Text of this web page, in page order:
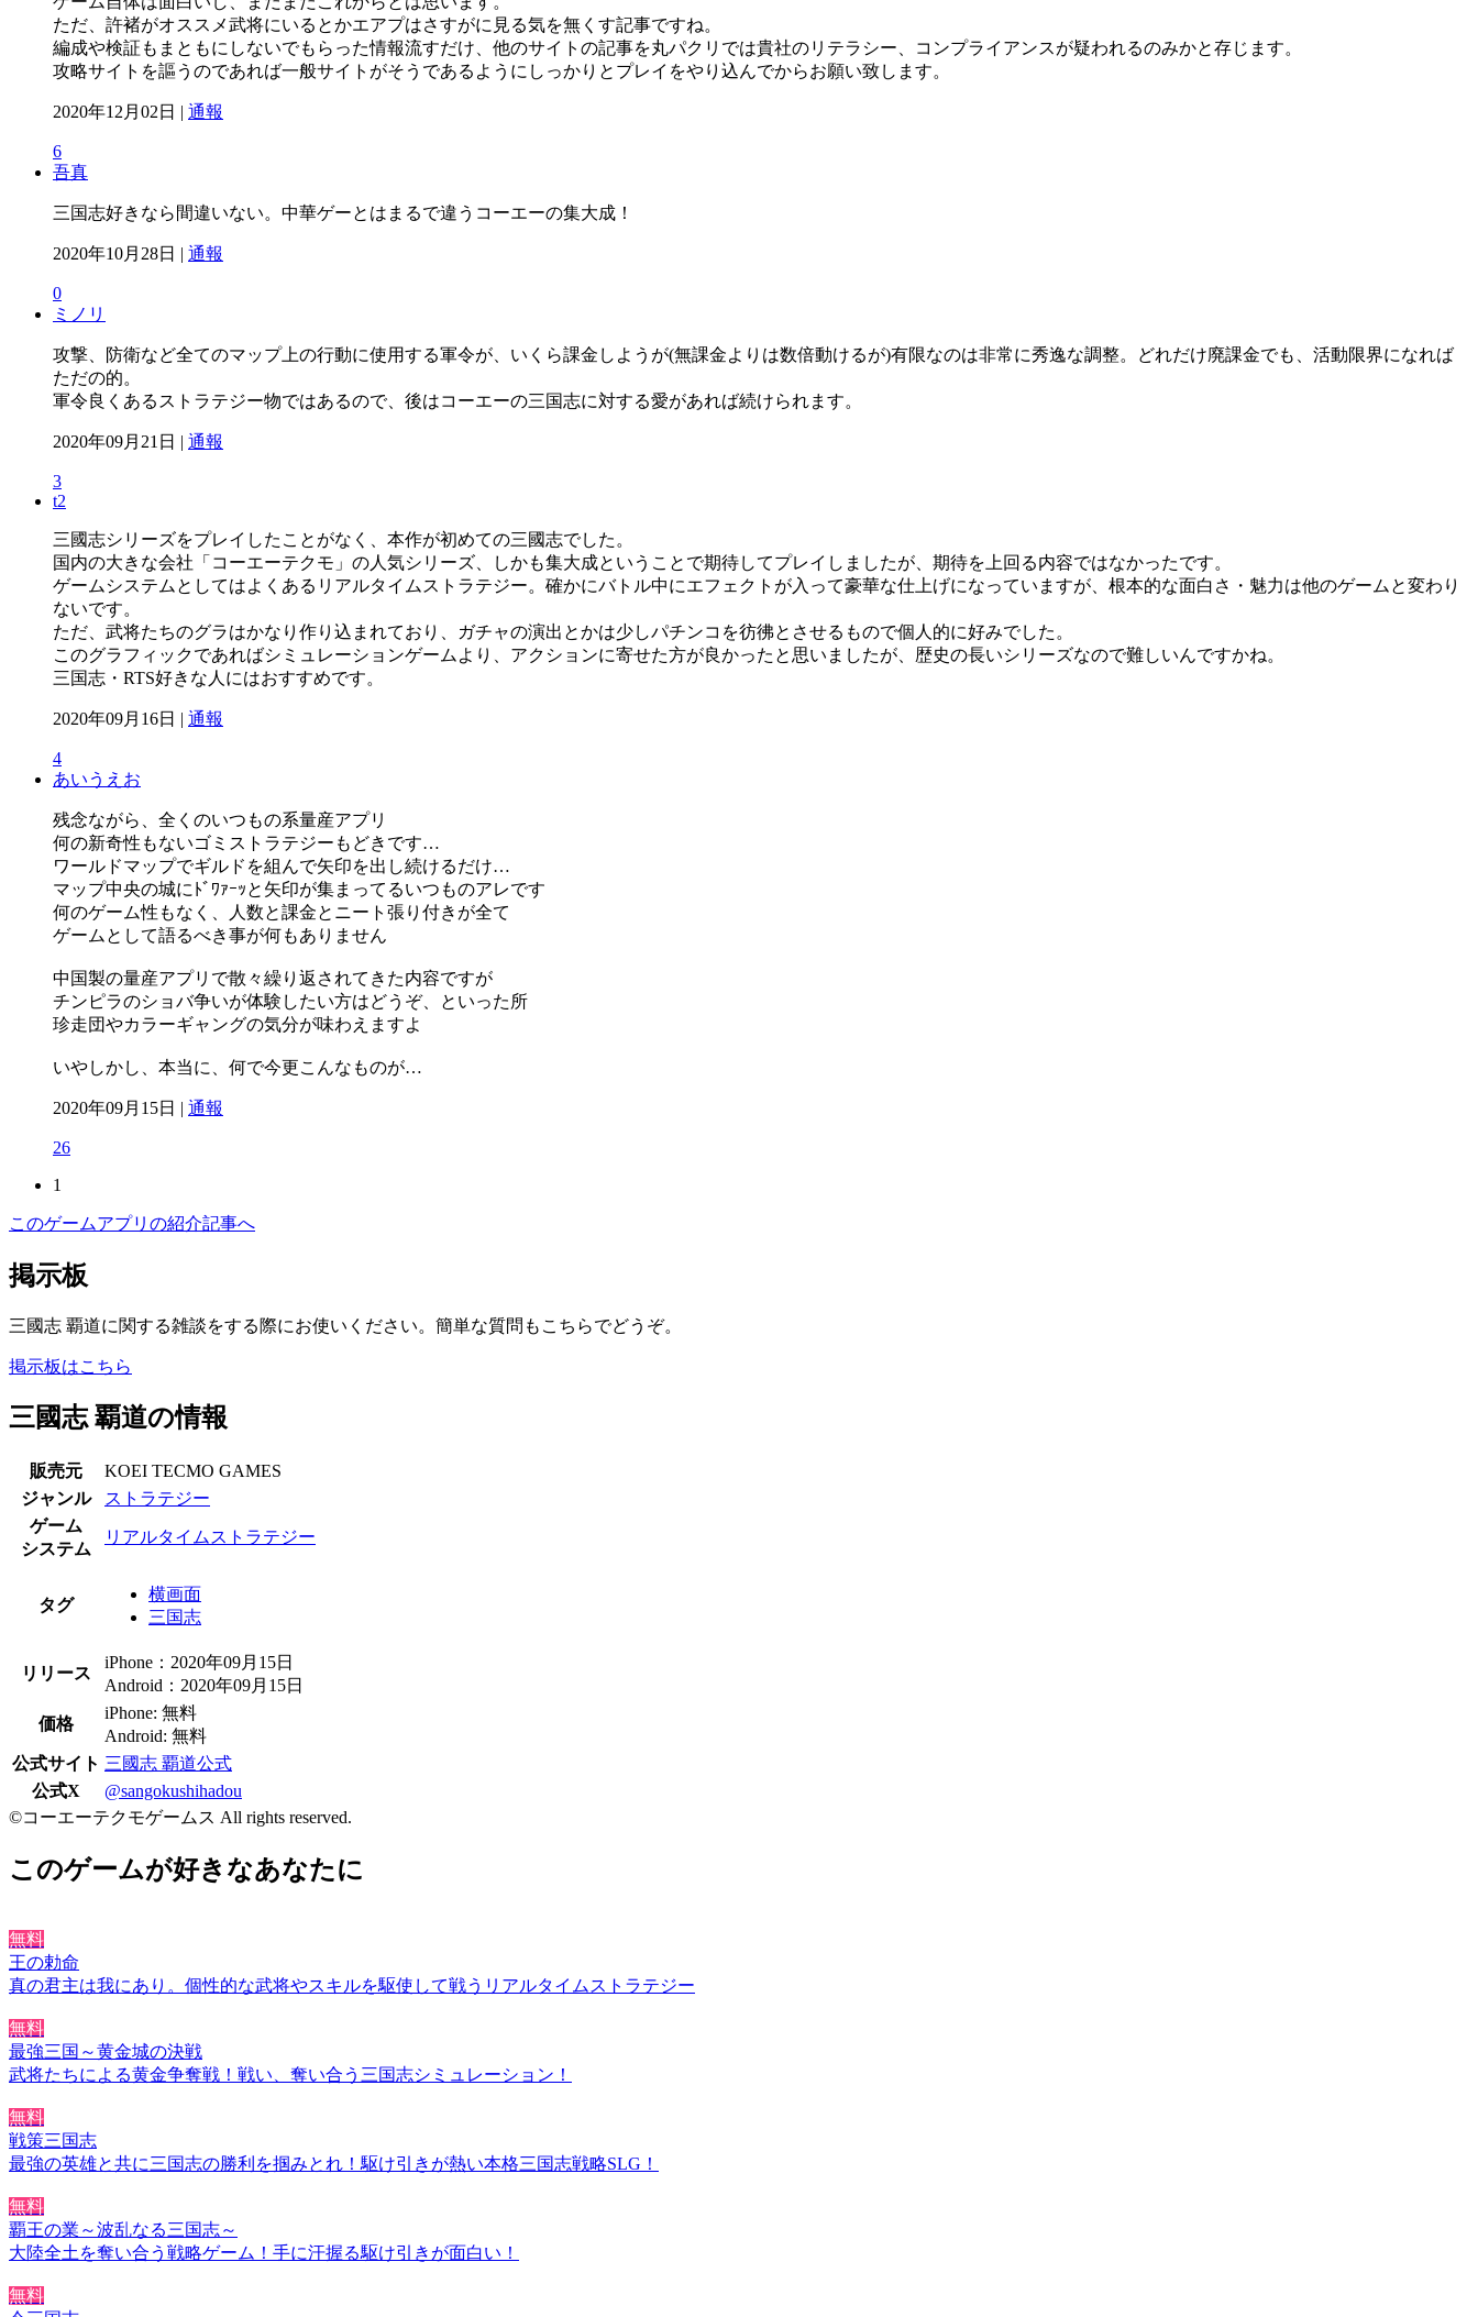
ただ、許褚がオススメ武将にいるとかエアプはさすがに見る気を無くす記事ですね。
編成や検証もまともにしないでもらった情報流すだけ、他のサイトの記事を丸パクリでは貴社のリテラシー、コンプライアンスが疑われるのみかと存じます。
攻略サイトを謳うのであれば一般サイトがそうであるようにしっかりとプレイをやり込んでからお願い致します。
2020年12月02日 | 通報
6
吾真
三国志好きなら間違いない。中華ゲーとはまるで違うコーエーの集大成！
2020年10月28日 | 通報
0
ミノリ
攻撃、防衛など全てのマップ上の行動に使用する軍令が、いくら課金しようが(無課金よりは数倍動けるが)有限なのは非常に秀逸な調整。どれだけ廃課金でも、活動限界になれば
ただの的。
軍令良くあるストラテジー物ではあるので、後はコーエーの三国志に対する愛があれば続けられます。
2020年09月21日 | 通報
3
t2
三國志シリーズをプレイしたことがなく、本作が初めての三國志でした。
国内の大きな会社「コーエーテクモ」の人気シリーズ、しかも集大成ということで期待してプレイしましたが、期待を上回る内容ではなかったです。
ゲームシステムとしてはよくあるリアルタイムストラテジー。確かにバトル中にエフェクトが入って豪華な仕上げになっていますが、根本的な面白さ・魅力は他のゲームと変わり
ないです。
ただ、武将たちのグラはかなり作り込まれており、ガチャの演出とかは少しパチンコを彷彿とさせるもので個人的に好みでした。
このグラフィックであればシミュレーションゲームより、アクションに寄せた方が良かったと思いましたが、歴史の長いシリーズなので難しいんですかね。
三国志・RTS好きな人にはおすすめです。
2020年09月16日 | 通報
4
あいうえお
残念ながら、全くのいつもの系量産アプリ
何の新奇性もないゴミストラテジーもどきです…
ワールドマップでギルドを組んで矢印を出し続けるだけ…
マップ中央の城にﾄﾞﾜｧｰｯと矢印が集まってるいつものアレです
何のゲーム性もなく、人数と課金とニート張り付きが全て
ゲームとして語るべき事が何もありません
中国製の量産アプリで散々繰り返されてきた内容ですが
チンピラのショバ争いが体験したい方はどうぞ、といった所
珍走団やカラーギャングの気分が味わえますよ
いやしかし、本当に、何で今更こんなものが…
2020年09月15日 | 通報
26
1
このゲームアプリの紹介記事へ
掲示板
三國志 覇道に関する雑談をする際にお使いください。簡単な質問もこちらでどうぞ。
掲示板はこちら
三國志 覇道の情報
販売元
KOEI TECMO GAMES
ジャンル
ストラテジー
ゲーム
システム
リアルタイムストラテジー
タグ
横画面
三国志
リリース
iPhone：2020年09月15日
Android：2020年09月15日
価格
iPhone: 無料
Android: 無料
公式サイト 三國志 覇道公式
公式X
@sangokushihadou
©コーエーテクモゲームス All rights reserved.
このゲームが好きなあなたに
無料
王の勅命
真の君主は我にあり。個性的な武将やスキルを駆使して戦うリアルタイムストラテジー
無料
最強三国～黄金城の決戦
武将たちによる黄金争奪戦！戦い、奪い合う三国志シミュレーション！
無料
戦策三国志
最強の英雄と共に三国志の勝利を掴みとれ！駆け引きが熱い本格三国志戦略SLG！
無料
覇王の業～波乱なる三国志～
大陸全土を奪い合う戦略ゲーム！手に汗握る駆け引きが面白い！
無料